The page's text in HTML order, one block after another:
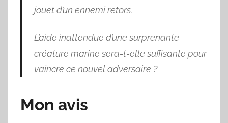
jouet d’un ennemi retors.
L’aide inattendue d’une surprenante
créature marine sera-t-elle suffisante pour
vaincre ce nouvel adversaire ?
Mon avis